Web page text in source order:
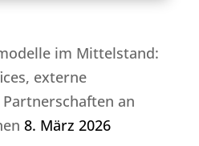
im Mittelstand:
externe
an
8. März 2026